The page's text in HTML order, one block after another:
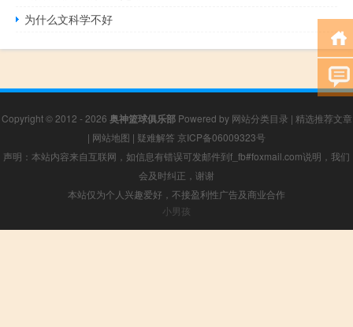
为什么文科学不好
Copyright © 2012 - 2026 奥神篮球俱乐部Powered by 网站分类目录 | 精选推荐文章
| 网站地图 | 疑难解答 京ICP备06009323号
声明：本站内容来自互联网，如信息有错误可发邮件到f_fb#foxmail.com说明，我们
会及时纠正，谢谢
本站仅为个人兴趣爱好，不接盈利性广告及商业合作
小男孩